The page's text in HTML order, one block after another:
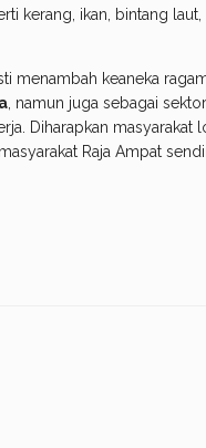
kerang, ikan, bintang
menambah keaneka
, namun juga sebagai
Diharapkan
Raja Ampat